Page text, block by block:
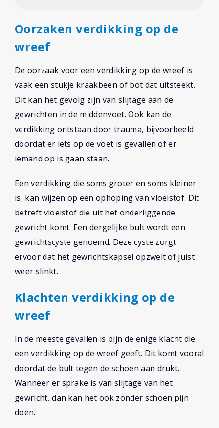
Oorzaken verdikking op de
wreef
De oorzaak voor een verdikking op de wreef is
vaak een stukje kraakbeen of bot dat uitsteekt.
Dit kan het gevolg zijn van slijtage aan de
gewrichten in de middenvoet. Ook kan de
verdikking ontstaan door trauma, bijvoorbeeld
doordat er iets op de voet is gevallen of er
iemand op is gaan staan.
Een verdikking die soms groter en soms kleiner
is, kan wijzen op een ophoping van vloeistof. Dit
betreft vloeistof die uit het onderliggende
gewricht komt. Een dergelijke bult wordt een
gewrichtscyste genoemd. Deze cyste zorgt
ervoor dat het gewrichtskapsel opzwelt of juist
weer slinkt.
Klachten verdikking op de
wreef
In de meeste gevallen is pijn de enige klacht die
een verdikking op de wreef geeft. Dit komt vooral
doordat de bult tegen de schoen aan drukt.
Wanneer er sprake is van slijtage van het
gewricht, dan kan het ook zonder schoen pijn
doen.